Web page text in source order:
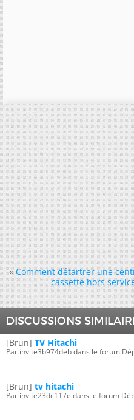
« Comment détartrer une
cassette hors
DISCUSSIONS
[Brun] TV Hitachi
Par invite3b974deb dans le forum
[Brun] tv hitachi
Par invite23dc117e dans le forum